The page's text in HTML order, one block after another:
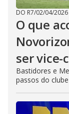
DO R7/02/04/2026
O que
ser vice-
Bastidores e
passos do clube